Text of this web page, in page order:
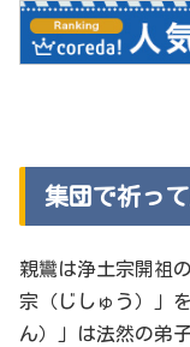
集団で祈っ
親鸞は浄土宗開祖
宗（じしゅう）」
ん）」は法然の弟